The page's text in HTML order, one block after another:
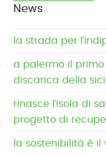
News
la strada per
a palermo il
discarica della
rinasce l’isola di
progetto di
la sostenibilità è